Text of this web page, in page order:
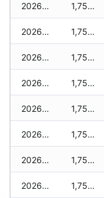
2026-07-29 1,750 zł
2026-07-28 1,750 zł
2026-07-27 1,750 zł
2026-07-26 1,750 zł
2026-07-24 1,750 zł
2026-07-23 1,750 zł
2026-07-22 1,750 zł
2026-07-21 1,750 zł